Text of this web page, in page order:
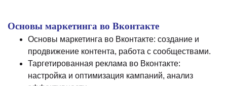
Основы маркетинга во Вконтакте
Основы маркетинга во Вконтакте: создание и
продвижение контента, работа с сообществами.
Таргетированная реклама во Вконтакте:
настройка и оптимизация кампаний, анализ